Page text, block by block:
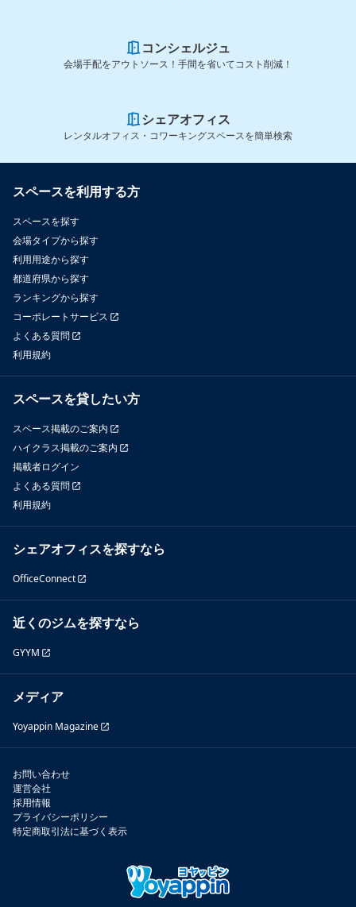
コンシェルジュ
会場手配をアウトソース！手間を省いてコスト削減！
シェアオフィス
レンタルオフィス・コワーキングスペースを簡単検索
スペースを利用する方
スペースを探す
会場タイプから探す
利用用途から探す
都道府県から探す
ランキングから探す
コーポレートサービス
よくある質問
利用規約
スペースを貸したい方
スペース掲載のご案内
ハイクラス掲載のご案内
掲載者ログイン
よくある質問
利用規約
シェアオフィスを探すなら
OfficeConnect
近くのジムを探すなら
GYYM
メディア
Yoyappin Magazine
お問い合わせ
運営会社
採用情報
プライバシーポリシー
特定商取引法に基づく表示